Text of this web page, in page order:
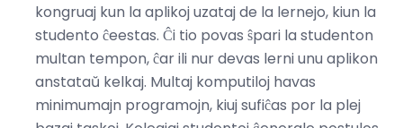
kongruaj kun la aplikoj uzataj de la lernejo, kiun la
studento ĉeestas. Ĉi tio povas ŝpari la studenton
multan tempon, ĉar ili nur devas lerni unu aplikon
anstataŭ kelkaj. Multaj komputiloj havas
minimumajn programojn, kiuj sufiĉas por la plej